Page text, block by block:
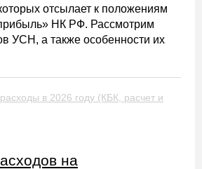
отсылает к положениям
НК РФ. Рассмотрим
УСН, а также особенности их
в 2026 году (КБК, расчет и
на